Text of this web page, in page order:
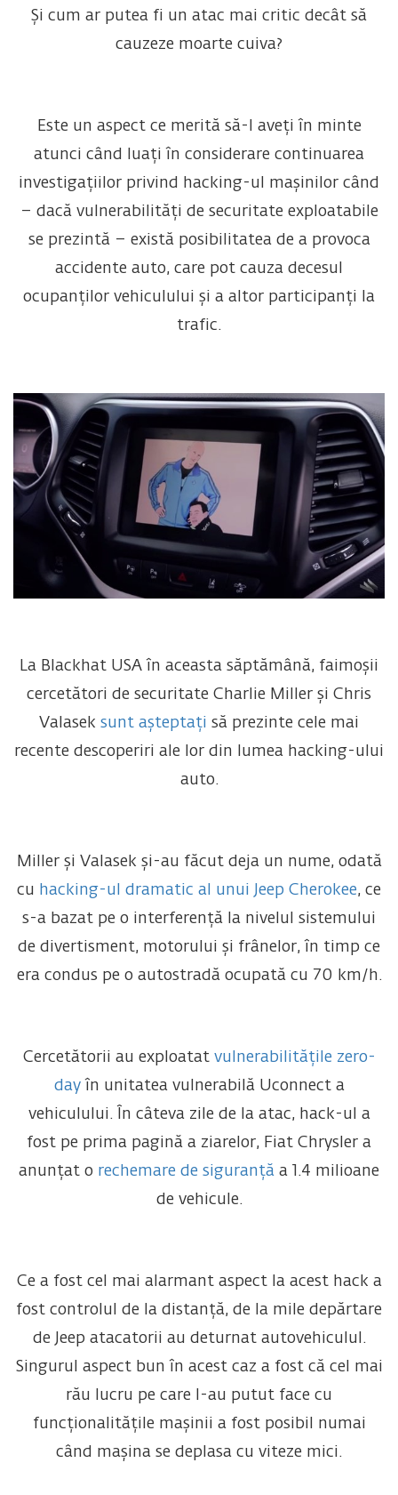
Și cum ar putea fi un atac mai critic decât să
cauzeze moarte cuiva?
Este un aspect ce merită să-l aveți în minte
atunci când luați în considerare continuarea
investigațiilor privind hacking-ul mașinilor când
– dacă vulnerabilități de securitate exploatabile
se prezintă – există posibilitatea de a provoca
accidente auto, care pot cauza decesul
ocupanților vehiculului și a altor participanți la
trafic.
La Blackhat USA în aceasta săptămână, faimoșii
cercetători de securitate Charlie Miller și Chris
Valasek sunt așteptați să prezinte cele mai
recente descoperiri ale lor din lumea hacking-ului
auto.
Miller și Valasek și-au făcut deja un nume, odată
cu hacking-ul dramatic al unui Jeep Cherokee, ce
s-a bazat pe o interferență la nivelul sistemului
de divertisment, motorului și frânelor, în timp ce
era condus pe o autostradă ocupată cu 70 km/h.
Cercetătorii au exploatat vulnerabilitățile zero-
dayîn unitatea vulnerabilă Uconnect a
vehiculului. În câteva zile de la atac, hack-ul a
fost pe prima pagină a ziarelor, Fiat Chrysler a
anunțat o rechemare de siguranță a 1.4 milioane
de vehicule.
Ce a fost cel mai alarmant aspect la acest hack a
fost controlul de la distanță, de la mile depărtare
de Jeep atacatorii au deturnat autovehiculul.
Singurul aspect bun în acest caz a fost că cel mai
rău lucru pe care l-au putut face cu
funcționalitățile mașinii a fost posibil numai
când mașina se deplasa cu viteze mici.